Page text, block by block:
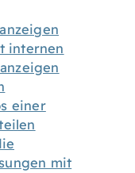
internen
einer
mit